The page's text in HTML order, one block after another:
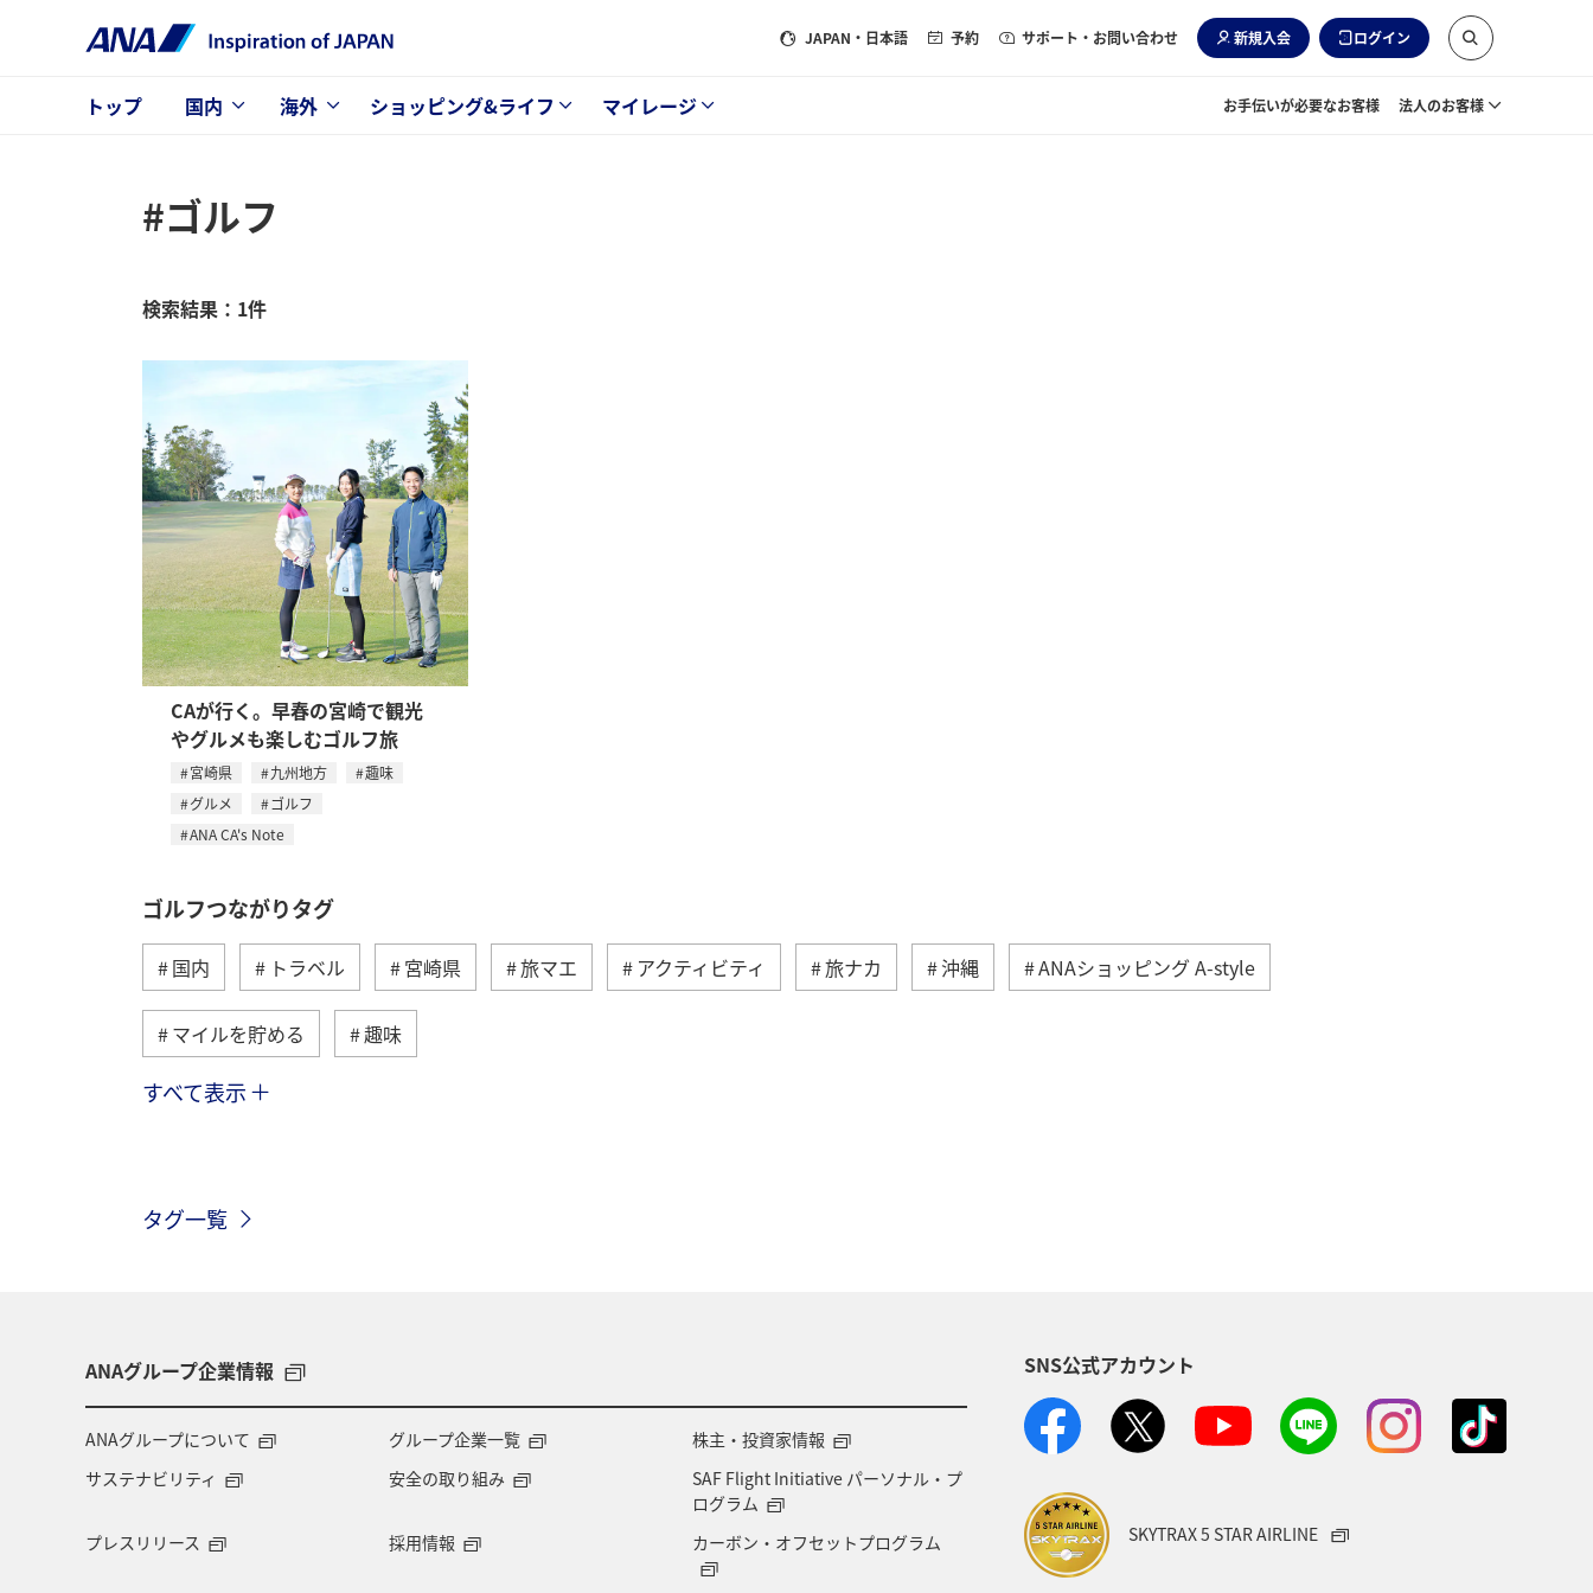
JAPAN ・日本語 予約 サポート・お問い合わせ 新規入会 ログイン
トップ 国内 海外 ショッピング&ライフ マイレージ お手伝いが必要なお客様 法人のお客様
#ゴルフ
検索結果：1件
CAが行く。早春の宮崎で観光
やグルメも楽しむゴルフ旅
宮崎県 九州地方
趣味
グルメ
ゴルフ
ANA CA's Note
ゴルフつながりタグ
国内 トラベル 宮崎県 旅マエ アクティビティ 旅ナカ 沖縄 ANAショッピング A-style
マイルを貯める 趣味
グルメ
すべて表示
タグ一覧
ANAグループ企業情報
ANAグループについて グループ企業一覧
株主・投資家情報
サステナビリティ
安全の取り組み
SAF Flight Initiative パーソナル・プ
ログラム
プレスリリース
採用情報 カーボン・オフセットプログラム
SNS公式アカウント
SKYTRAX 5 STAR AIRLINE